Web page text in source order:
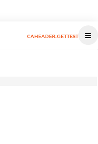
CAHEADER.GETTEST